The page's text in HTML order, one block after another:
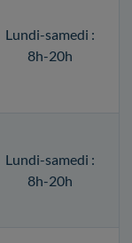
Lundi-samedi :
8h-20h
Lundi-samedi :
8h-20h